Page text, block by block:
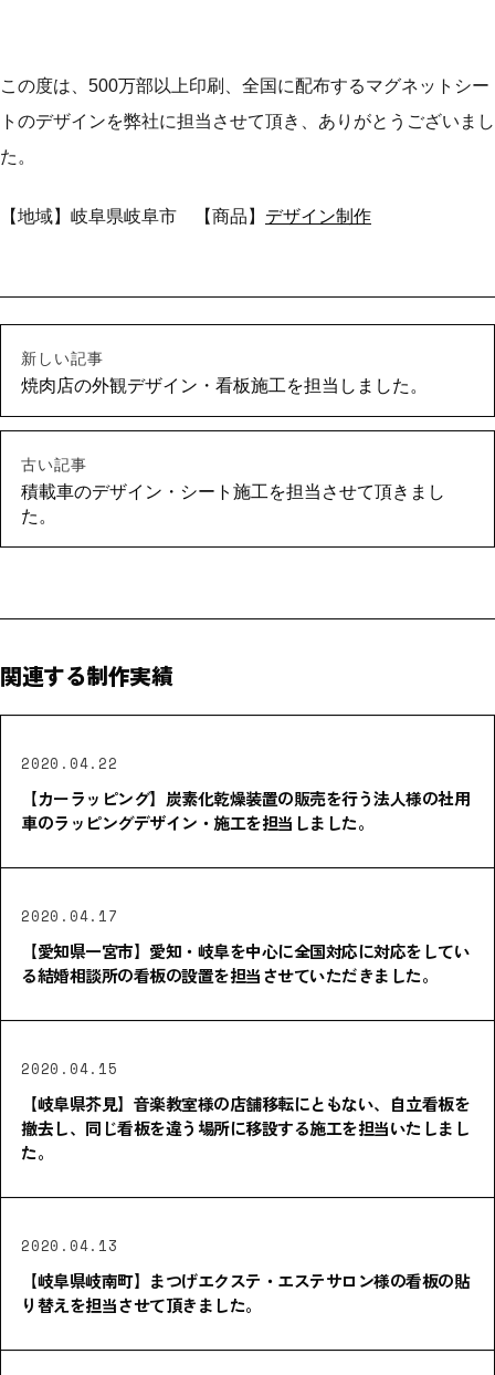
この度は、500万部以上印刷、全国に配布するマグネットシー
トのデザインを弊社に担当させて頂き、ありがとうございまし
た。
【地域】岐阜県岐阜市 【商品】 デザイン制作
新しい記事
焼肉店の外観デザイン・看板施工を担当しました。
古い記事
積載車のデザイン・シート施工を担当させて頂きまし
た。
関連する制作実績
2020.04.22
【カーラッピング】炭素化乾燥装置の販売を行う法人様の社用
車のラッピングデザイン・施工を担当しました。
2020.04.17
【愛知県一宮市】愛知・岐阜を中心に全国対応に対応をしてい
る結婚相談所の看板の設置を担当させていただきました。
2020.04.15
【岐阜県芥見】音楽教室様の店舗移転にともない、自立看板を
撤去し、同じ看板を違う場所に移設する施工を担当いたしまし
た。
2020.04.13
【岐阜県岐南町】まつげエクステ・エステサロン様の看板の貼
り替えを担当させて頂きました。